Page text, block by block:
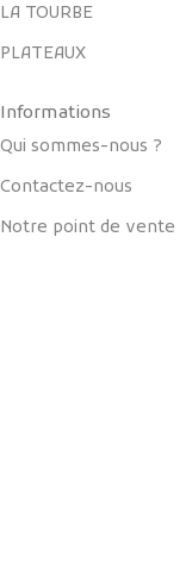
LA TOURBE
PLATEAUX
Informations
Qui sommes-nous ?
Contactez-nous
Notre point de vente